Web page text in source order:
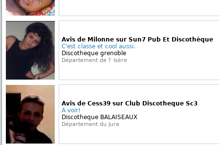
Avis de Milonne sur Sun7 Pub Et Discothèque
C'est classe et cool aussi.
Discotheque grenoble
Département de l' Isère
Avis de Cess39 sur Club Discotheque Sc3
A voir!
Discotheque BALAISEAUX
Département du Jura